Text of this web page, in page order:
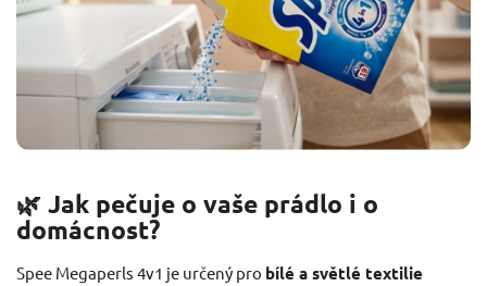
🌿 Jak pečuje o vaše prádlo i o
domácnost?
Spee Megaperls 4v1 je určený pro bílé a světlé textilie